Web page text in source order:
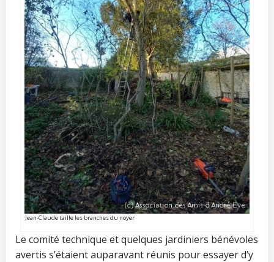
Jean-Claude taille les branches du noyer
Le comité technique et quelques jardiniers bénévoles
avertis s’étaient auparavant réunis pour essayer d’y